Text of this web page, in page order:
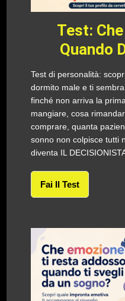
Test:
Quando
Test di personalità:
dormito male e ti
finché non arriva la
mangiare, cosa
comprare, quanta
sonno non colpisce tutti
diventa IL
Fai Il Test